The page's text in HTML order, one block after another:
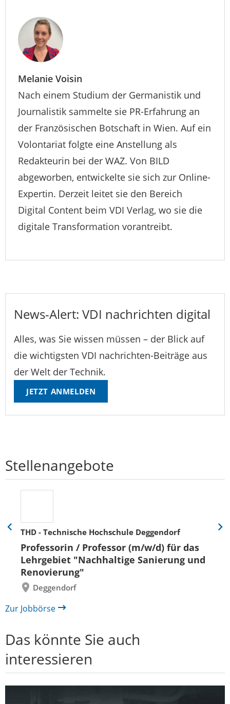
Melanie Voisin
Nach einem Studium der Germanistik und
Journalistik sammelte sie PR-Erfahrung an
der Französischen Botschaft in Wien. Auf ein
Volontariat folgte eine Anstellung als
Redakteurin bei der WAZ. Von BILD
abgeworben, entwickelte sie sich zur Online-
Expertin. Derzeit leitet sie den Bereich
Digital Content beim VDI Verlag, wo sie die
digitale Transformation vorantreibt.
News-Alert: VDI nachrichten digital
Alles, was Sie wissen müssen – der Blick auf
die wichtigsten VDI nachrichten-Beiträge aus
der Welt der Technik.
JETZT ANMELDEN
Stellenangebote
THD - Technische Hochschule Deggendorf
Professorin / Professor (m/w/d) für das
Lehrgebiet "Nachhaltige Sanierung und
Renovierung"
Deggendorf
Eine
zurück
Eine
Zur Jobbörse
Das könnte Sie auch
interessieren